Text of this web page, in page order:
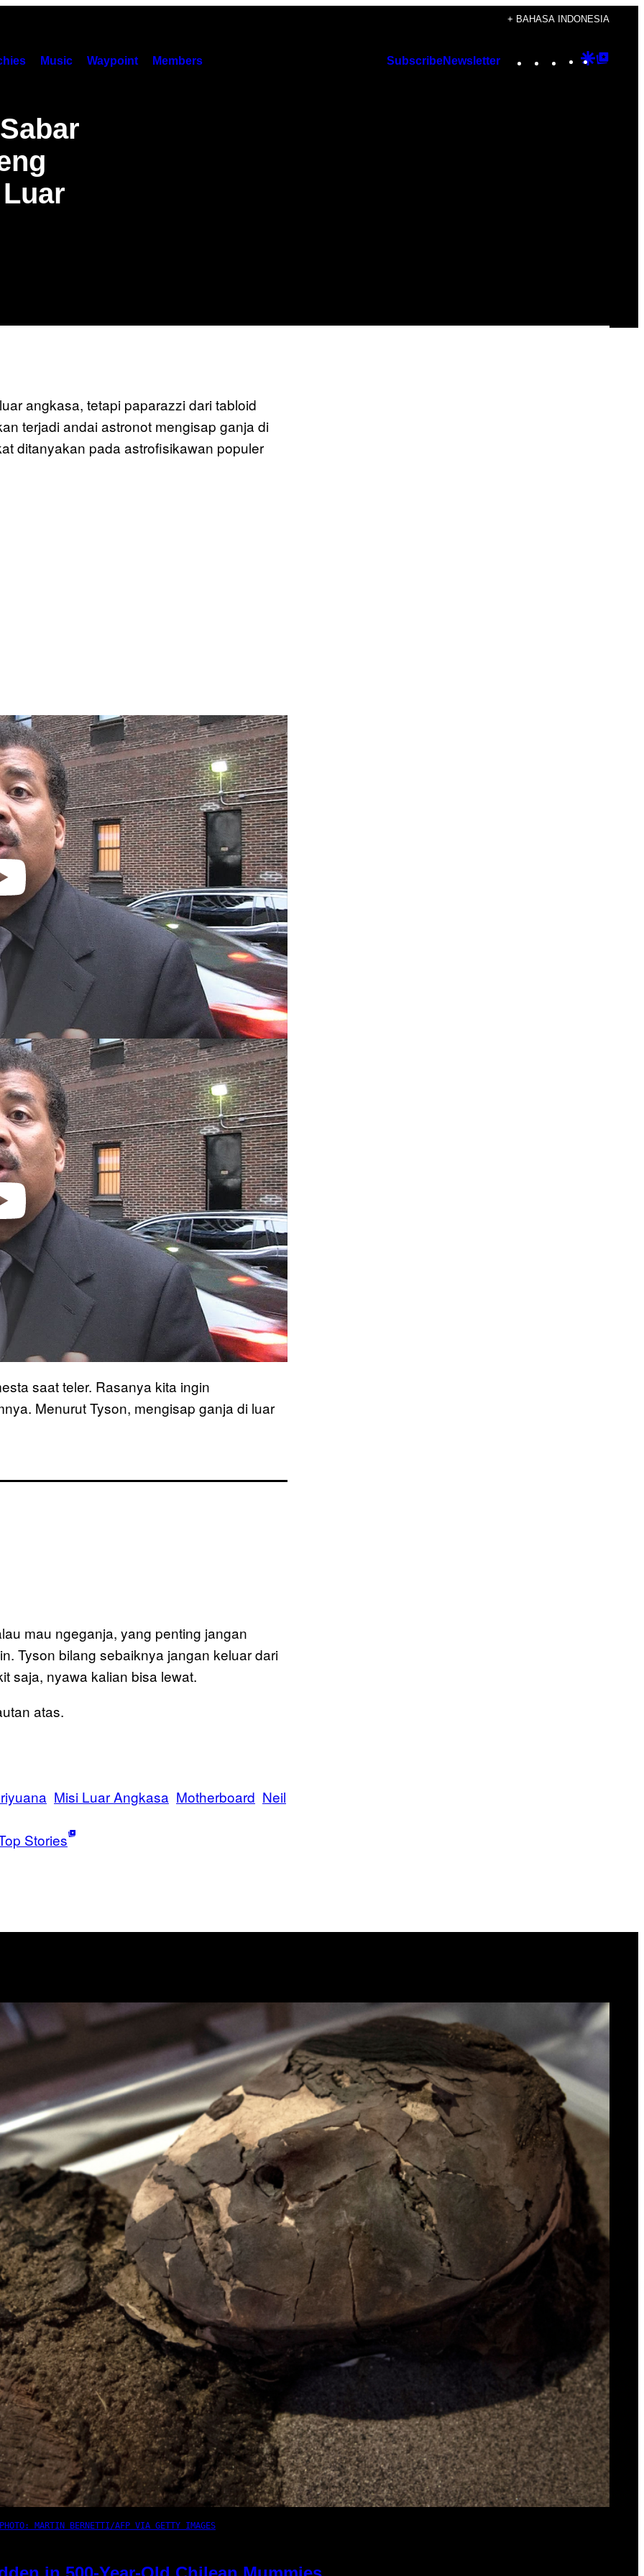
+ BAHASA INDONESIA
Music Waypoint Members SubscribeNewsletter Instagram
TikTok
YouTube
Google
angkasa, tetapi paparazzi dari tabloid
terjadi andai astronot mengisap ganja di
ditanyakan pada astrofisikawan populer
saat teler. Rasanya kita ingin
Menurut Tyson, mengisap ganja di luar
mau ngeganja, yang penting jangan
Tyson bilang sebaiknya jangan keluar dari
saja, nyawa kalian bisa lewat.
atas.
Misi Luar Angkasa Motherboard Neil
Stories
MARTIN BERNETTI/AFP VIA GETTY IMAGES